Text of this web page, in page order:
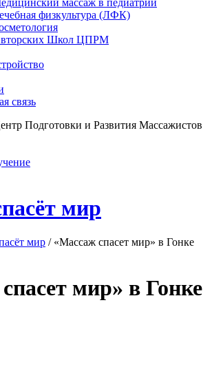
массаж в педиатрии
физкультура (ЛФК)
Школ ЦПРМ
связь
Подготовки и Развития Массажистов
мир
мир / «Массаж спасет мир» в Гонке
мир» в Гонке